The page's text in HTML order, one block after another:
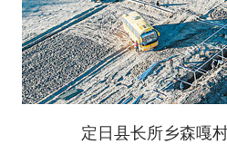
定日县长所乡森嘎村